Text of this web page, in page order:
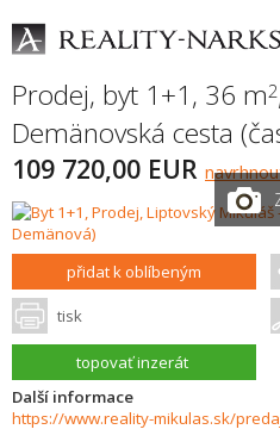
Prodej, byt 1+1, 36 m2
Demänovská cesta
109 720,00 EUR
přidat k oblíbeným
tisk
topovať inzerát
Další informace